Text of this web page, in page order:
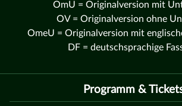
OmU = Originalversion mit
OV = Originalversion ohne
OmeU = Originalversion mit
DF = deutschsprachige
Programm &